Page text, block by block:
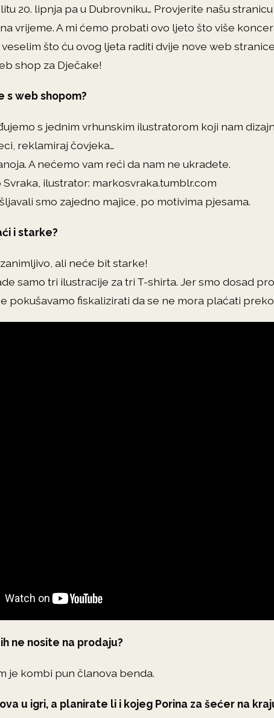
20. lipnja pa u Dubrovniku… Provjerite našu
vrijeme. A mi ćemo probati ovo ljeto što više
veselim što ću ovog ljeta raditi dvije nove web
shop za Dječake!
s web shopom?
s jednim vrhunskim ilustratorom koji nam
reklamiraj čovjeka…
A nećemo vam reći da nam ne ukradete.
Svraka, ilustrator: markosvraka.tumblr.com
smo zajedno majice, po motivima pjesama.
i starke?
ali neće bit starke!
samo tri ilustracije za tri T-shirta. Jer smo dosad
pokušavamo fiskalizirati da se ne mora plaćati
ne nosite na prodaju?
je kombi pun članova benda.
u igri, a planirate li i kojeg Porina za šećer na